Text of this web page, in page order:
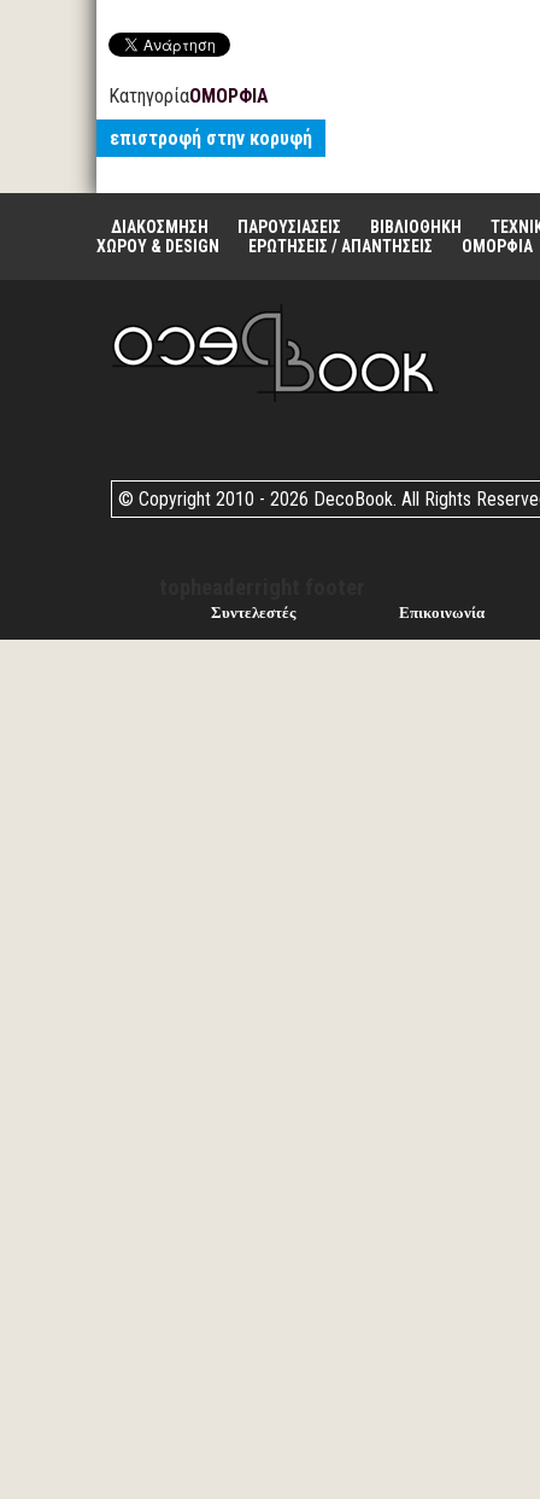
ΚατηγορίαΟΜΟΡΦΙΑ
επιστροφή στην κορυφή
ΔΙΑΚΟΣΜΗΣΗ ΠΑΡΟΥΣΙΑΣΕΙΣ ΒΙΒΛΙΟΘΗΚΗ
ΧΩΡΟΥ & DESIGN
ΕΡΩΤΗΣΕΙΣ / ΑΠΑΝΤΗΣΕΙΣ ΟΜΟΡΦΙΑ
© Copyright 2010 - 2026 DecoBook. All Rights
Συντελεστές Επικοινωνία